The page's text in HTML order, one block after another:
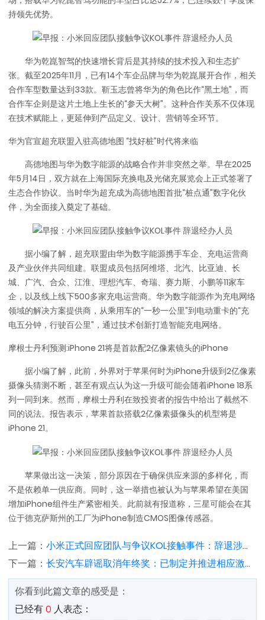
持领先优势。
华为乾崑智驾的快速增长背后是其持续的技术投入和生态扩
张。截至2025年11月，已有14个车企品牌与华为乾崑展开合作，相关
合作车型数量达到33款。靳玉志曾将华为的角色比作“黑土地”，而
合作车企则是这片土地上生长的“参天大树”。这种合作关系不仅体现
在技术赋能上，更延伸到产品定义、设计、营销等全环节。
华为官宣超充联盟入驻高德地图 “找好桩”时代将来临
高德地图与华为数字能源的战略合作并非突然之举。早在2025
年5月14日，双方就在上海国际充换电及光储充展览会上正式签署了
生态合作协议。当时华为超充成为高德地图首批“桩点通”数字化伙
伴，为全面接入奠定了基础。
据小编了解，超充联盟由华为数字能源携手车企、充电运营商
及产业伙伴共同组建。联盟成员包括阿维塔、北汽、比亚迪、长
城、广汽、合众、江淮、理想汽车、奇瑞、赛力斯、小鹏等11家车
企，以及线上线下500多家充电运营商。华为数字能源作为充电网络
领域的解决方案提供商，从乘用车的“一秒一公里”到电动重卡的“充
电五分钟，行驶百公里”，通过技术创新打造智能充电网络。
摩根士丹利预测:iPhone 21将是首款配2亿像素镜头的iPhone
据小编了解，此前，外界对于苹果何时为iPhone升级到2亿像素
摄像头猜测不断，甚至有观点认为这一升级可能会随着iPhone 18系
列一同到来。然而，摩根士丹利在致投资者的报告中给出了截然不
同的说法。报告表示，苹果首款搭载2亿像素摄像头的机型将是
iPhone 21。
苹果做出这一决策，部分原因在于确保供应来源的多样化，而
不是依赖单一供应商。同时，这一举措也被认为与苹果希望在美国
增加iPhone组件生产紧密相关。此前就有报道称，三星可能会在其
位于德克萨斯州的工厂为iPhone制造CMOS图像传感器。
上一篇：小米正式回应团队与争议KOL接触事件：辞退涉事员工
下一篇：长安汽车辟谣取消年终奖：已制定并推进相应激励计划
你看到此篇文章的感受是：
已经有0 人表态：